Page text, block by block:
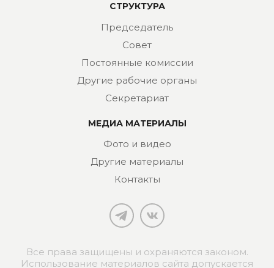
СТРУКТУРА
Председатель
Совет
Постоянные комиссии
Другие рабочие органы
Секретариат
МЕДИА МАТЕРИАЛЫ
Фото и видео
Другие материалы
Контакты
Все права защищены и охраняются законом.
Использование материалов сайта допускается